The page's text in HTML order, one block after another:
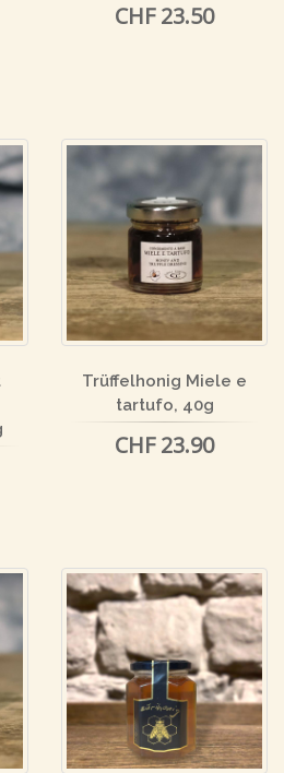
CHF 23.50
Trüffelhonig Miele e
tartufo, 40g
CHF 23.90